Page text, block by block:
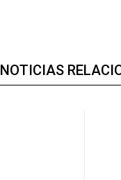
NOTICIAS